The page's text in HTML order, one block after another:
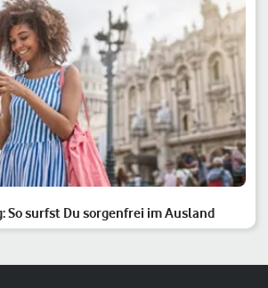
So surfst Du sorgenfrei im Ausland